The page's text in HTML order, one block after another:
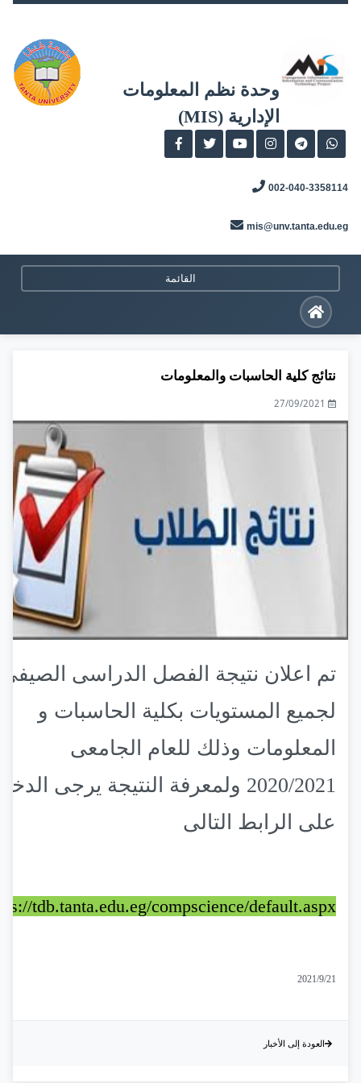
وحدة نظم المعلومات
الإدارية (MIS)
002-040-3358114
mis@unv.tanta.edu.eg
القائمة
نتائج كلية الحاسبات والمعلومات
27/09/2021
تم اعلان نتيجة الفصل الدراسى الصيفى
لجميع المستويات بكلية الحاسبات و
المعلومات وذلك للعام الجامعى
2020/2021 ولمعرفة النتيجة يرجى
على الرابط التالى
tdb.tanta.edu.eg/compscience/default.aspx
2021/9/21
العودة إلى الأخبار